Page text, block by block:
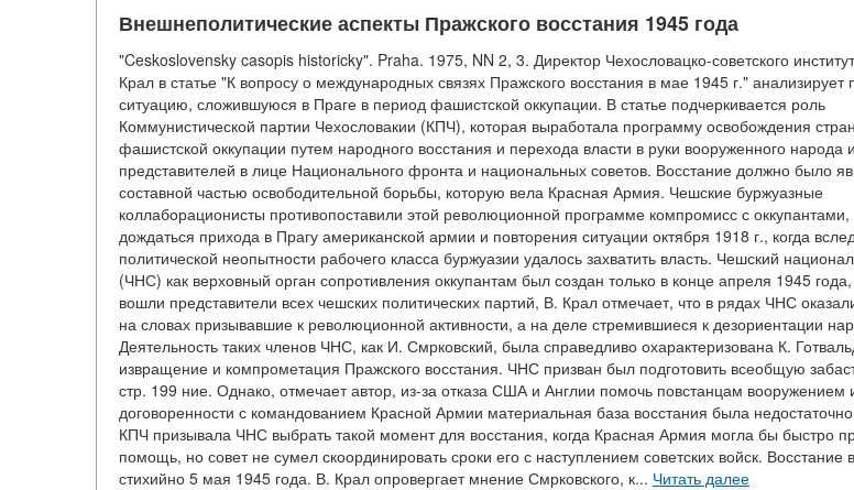
Внешнеполитические аспекты Пражского восстания 1945 года
"Ceskoslovensky casopis historicky". Praha. 1975, NN 2, 3. Директор Чехословацко-советского
Крал в статье "К вопросу о международных связях Пражского восстания в мае 1945 г." анализирует
ситуацию, сложившуюся в Праге в период фашистской оккупации. В статье подчеркивается роль
Коммунистической партии Чехословакии (КПЧ), которая выработала программу освобождения
фашистской оккупации путем народного восстания и перехода власти в руки вооруженного народа
представителей в лице Национального фронта и национальных советов. Восстание должно было
составной частью освободительной борьбы, которую вела Красная Армия. Чешские буржуазные
коллаборационисты противопоставили этой революционной программе компромисс с
дождаться прихода в Прагу американской армии и повторения ситуации октября 1918 г., когда
политической неопытности рабочего класса буржуазии удалось захватить власть. Чешский
(ЧНС) как верховный орган сопротивления оккупантам был создан только в конце апреля 1945 года,
вошли представители всех чешских политических партий, В. Крал отмечает, что в рядах ЧНС
на словах призывавшие к революционной активности, а на деле стремившиеся к дезориентации
Деятельность таких членов ЧНС, как И. Смрковский, была справедливо охарактеризована К.
извращение и компрометация Пражского восстания. ЧНС призван был подготовить всеобщую
стр. 199 ние. Однако, отмечает автор, из-за отказа США и Англии помочь повстанцам вооружением
договоренности с командованием Красной Армии материальная база восстания была
КПЧ призывала ЧНС выбрать такой момент для восстания, когда Красная Армия могла бы быстро
помощь, но совет не сумел скоординировать сроки его с наступлением советских войск. Восстание
стихийно 5 мая 1945 года. В. Крал опровергает мнение Смрковского, к... Читать далее